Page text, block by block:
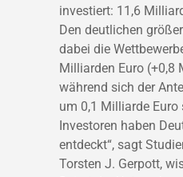
investiert: 11,6
Den deutlichen
dabei die
Milliarden Euro (+0,8
während sich der
um 0,1 Milliarde Euro
Investoren haben
entdeckt“, sagt
Torsten J. Gerpott,